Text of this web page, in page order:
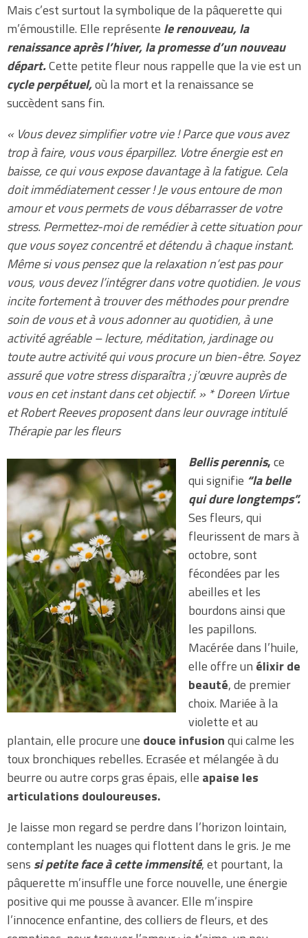
Mais c’est surtout la symbolique de la pâquerette qui
m’émoustille. Elle représente le renouveau, la
renaissance après l’hiver, la promesse d’un nouveau
départ.Cette petite fleur nous rappelle que la vie est un
cycle perpétuel,où la mort et la renaissance se
succèdent sans fin.
« Vous devez simplifier votre vie ! Parce que vous avez
trop à faire, vous vous éparpillez. Votre énergie est en
baisse, ce qui vous expose davantage à la fatigue. Cela
doit immédiatement cesser ! Je vous entoure de mon
amour et vous permets de vous débarrasser de votre
stress. Permettez-moi de remédier à cette situation pour
que vous soyez concentré et détendu à chaque instant.
Même si vous pensez que la relaxation n’est pas pour
vous, vous devez l’intégrer dans votre quotidien. Je vous
incite fortement à trouver des méthodes pour prendre
soin de vous et à vous adonner au quotidien, à une
activité agréable – lecture, méditation, jardinage ou
toute autre activité qui vous procure un bien-être. Soyez
assuré que votre stress disparaîtra ; j’œuvre auprès de
vous en cet instant dans cet objectif. » * Doreen Virtue
et Robert Reeves proposent dans leur ouvrage intitulé
Thérapie par les fleurs
Bellis perennis,ce
qui signifie “la belle
qui dure longtemps”.
Ses fleurs, qui
fleurissent de mars à
octobre, sont
fécondées par les
abeilles et les
bourdons ainsi que
les papillons.
Macérée dans l’huile,
elle offre un élixir de
beauté, de premier
choix. Mariée à la
violette et au
plantain, elle procure une douce infusionqui calme les
toux bronchiques rebelles. Ecrasée et mélangée à du
beurre ou autre corps gras épais, elle apaise les
articulations douloureuses.
Je laisse mon regard se perdre dans l’horizon lointain,
contemplant les nuages qui flottent dans le gris. Je me
sens si petite face à cette immensité, et pourtant, la
pâquerette m’insuffle une force nouvelle, une énergie
positive qui me pousse à avancer. Elle m’inspire
l’innocence enfantine, des colliers de fleurs, et des